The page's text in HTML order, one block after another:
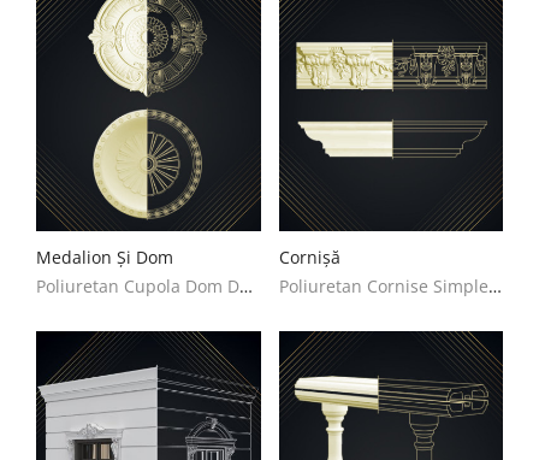
Medalion Și Dom
Poliuretan Cupola Dom Decoratiuni Casa
Cornișă
Poliuretan Cornise Simple Decoratiuni Casa